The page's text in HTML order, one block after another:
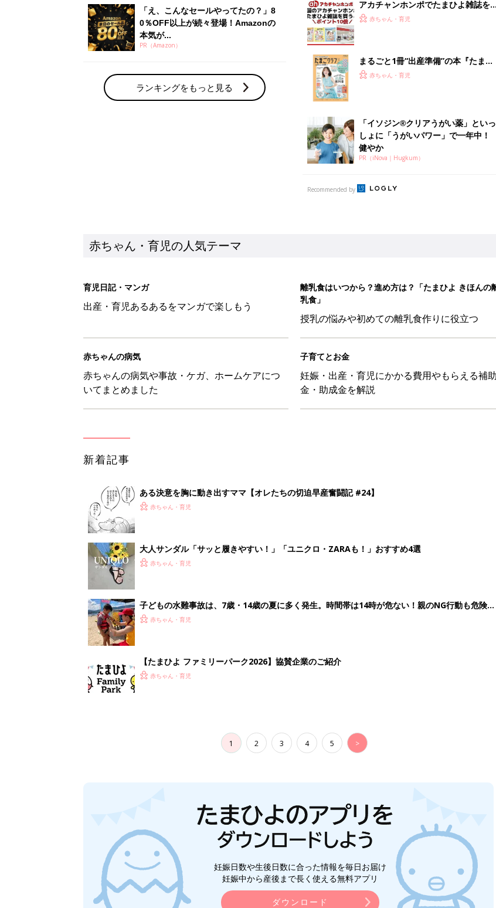
赤ちゃん・育児の人気テーマ
育児日記・マンガ
離乳食はいつから？進め方は？「たまひよ きほんの離
授乳の悩みや初めての離乳食作りに役立つ
子育てとお金
妊娠・出産・育児にかかる費用やもらえる補助
金・助成金を解説
ある決意を胸に動き出すママ【オレたちの切迫早産奮闘記 #24】
赤ちゃん・育児
大人サンダル「サッと履きやすい！」「ユニクロ・ZARAも！」おすすめ4選
赤ちゃん・育児
子どもの水難事故は、7歳・14歳の夏に多く発生。時間帯は14時が危ない！親のNG行動も危険を
1 2 4 5 >